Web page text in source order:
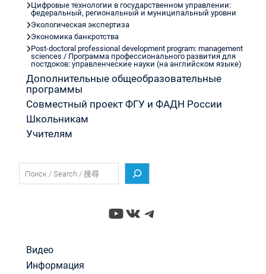
Цифровые технологии в государственном управлении:
федеральный, региональный и муниципальный уровни
Экологическая экспертиза
Экономика банкротства
Post-doctoral professional development program: management
sciences / Программа профессионального развития для
постдоков: управленческие науки (на английском языке)
Дополнительные общеобразовательные
программы
Совместный проект ФГУ и ФАДН России
Школьникам
Учителям
YouTube
ВКонтакте
Telegram
Видео
Информация